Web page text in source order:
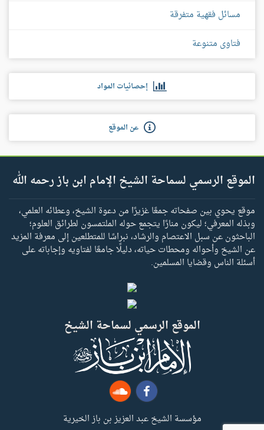
مسائل فقهية متفرقة
فتاوى متنوعة
إحصائيات المواد
عن الموقع
الموقع الرسمي لسماحة الشيخ الإمام ابن باز رحمه الله
موقع يحوي بين صفحاته جمعًا غزيرًا من دعوة الشيخ، وعطائه العلمي،
وبذله المعرفي؛ ليكون منارًا يتجمع حوله الملتمسون لطرائق العلوم؛
الباحثون عن سبل الاعتصام والرشاد، نبراسًا للمتطلعين إلى معرفة المزيد
عن الشيخ وأحواله ومحطات حياته، دليلًا جامعًا لفتاويه وإجاباته على
أسئلة الناس وقضايا المسلمين.
الموقع الرسمي لسماحة الشيخ
مؤسسة الشيخ عبد العزيز بن باز الخيرية